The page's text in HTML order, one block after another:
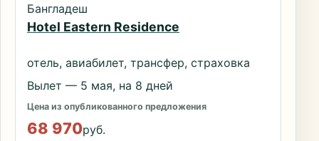
Бангладеш
Hotel Eastern Residence
отель, авиабилет, трансфер, страховка
Вылет — 5 мая, на 8 дней
Цена из опубликованного предложения
68 970руб.